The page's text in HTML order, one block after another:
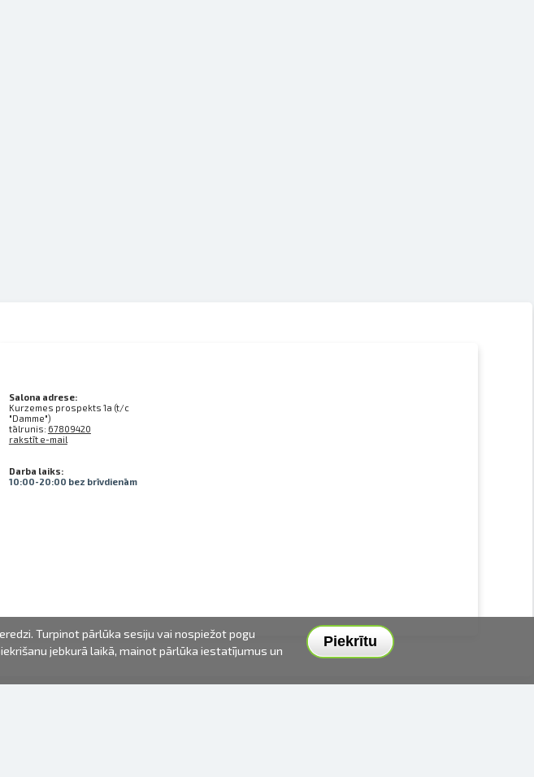
Salona adrese:
Kurzemes prospekts 1a (t/c
"Damme")
tālrunis: 67809420
rakstīt e-mail
Darba laiks:
10:00-20:00 bez brīvdienām
Piekrītu
Turpinot pārlūka sesiju vai nospiežot pogu
jebkurā laikā, mainot pārlūka iestatījumus un